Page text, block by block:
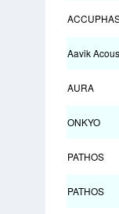
Aavik
AURA
ONKYO
PATHOS
PATHOS